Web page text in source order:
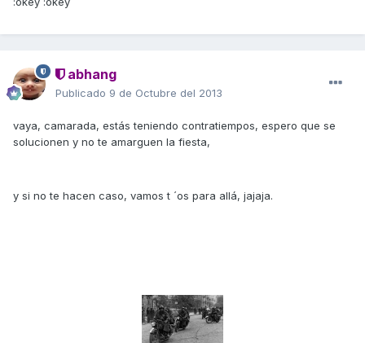
abhang
Publicado 9 de Octubre del 2013
vaya, camarada, estás teniendo contratiempos, espero que se
solucionen y no te amarguen la fiesta,
y si no te hacen caso, vamos t ´os para allá, jajaja.